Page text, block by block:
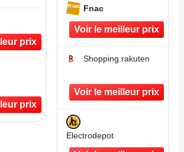
Fnac
Shopping.rakuten
Electrodepot